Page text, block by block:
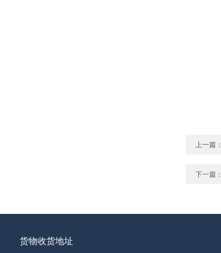
上一篇
下一篇
货物收货地址